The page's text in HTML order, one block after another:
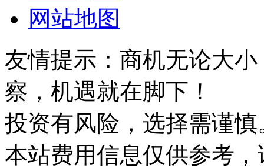
网站地图
友情提示：商机无论大
察，机遇就在脚下！
投资有风险，选择需谨慎
本站费用信息仅供参考